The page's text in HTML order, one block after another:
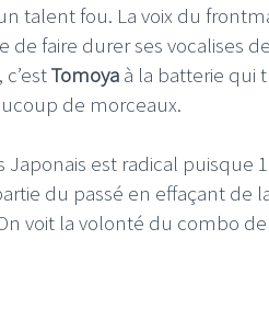
talent fou. La voix du
de faire durer ses vocalises
Tomoya à la batterie qui
de morceaux.
Japonais est radical puisque
du passé en effaçant de
voit la volonté du combo